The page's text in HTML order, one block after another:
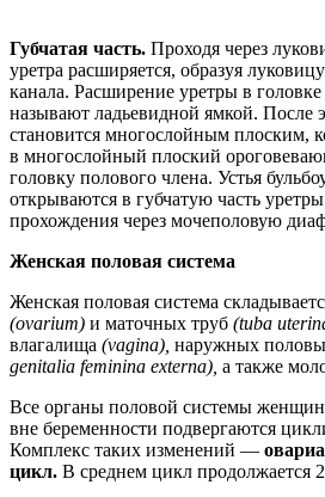
Губчатая часть. Проходя через
уретра расширяется, образуя
канала. Расширение уретры в
называют ладьевидной ямкой. После
становится многослойным плоским,
в многослойный плоский
головку полового члена. Устья
открываются в губчатую часть уретры
прохождения через мочеполовую
Женская половая система
Женская половая система
(ovarium) и маточных труб (tuba
влагалища (vagina), наружных
genitalia feminina externa), а также
Все органы половой системы
вне беременности подвергаются
Комплекс таких изменений —
цикл. В среднем цикл продолжается